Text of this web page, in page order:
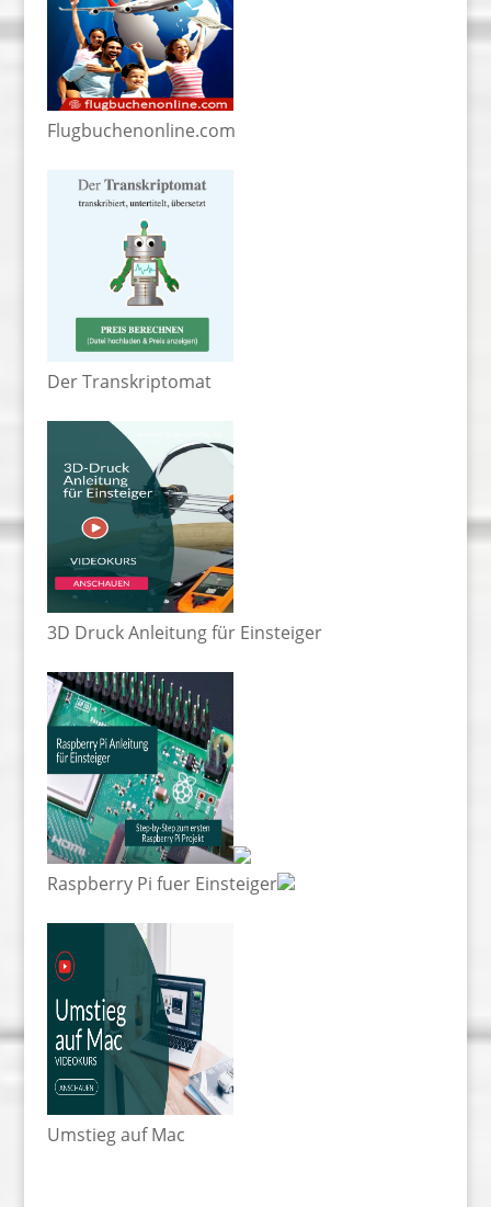
Flugbuchenonline.com
Der Transkriptomat
3D Druck Anleitung für Einsteiger
Raspberry Pi fuer Einsteiger
Umstieg auf Mac